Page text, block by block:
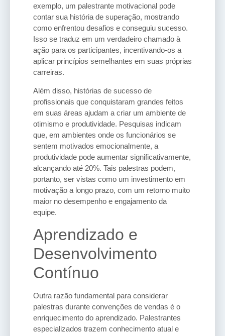
exemplo, um palestrante motivacional pode
contar sua história de superação, mostrando
como enfrentou desafios e conseguiu sucesso.
Isso se traduz em um verdadeiro chamado à
ação para os participantes, incentivando-os a
aplicar princípios semelhantes em suas próprias
carreiras.
Além disso, histórias de sucesso de
profissionais que conquistaram grandes feitos
em suas áreas ajudam a criar um ambiente de
otimismo e produtividade. Pesquisas indicam
que, em ambientes onde os funcionários se
sentem motivados emocionalmente, a
produtividade pode aumentar significativamente,
alcançando até 20%. Tais palestras podem,
portanto, ser vistas como um investimento em
motivação a longo prazo, com um retorno muito
maior no desempenho e engajamento da
equipe.
Aprendizado e
Desenvolvimento
Contínuo
Outra razão fundamental para considerar
palestras durante convenções de vendas é o
enriquecimento do aprendizado. Palestrantes
especializados trazem conhecimento atual e